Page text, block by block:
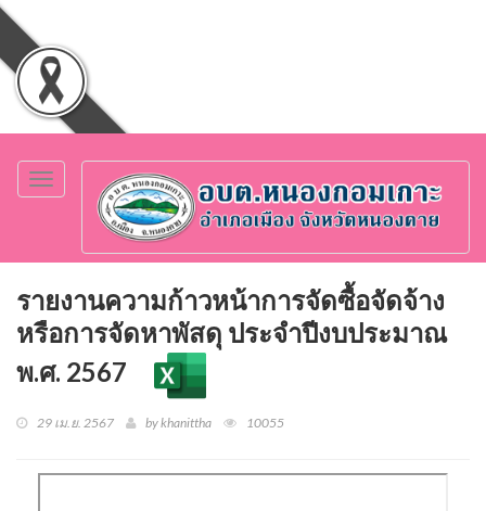
Toggle
navigation
รายงานความก้าวหน้าการจัดซื้อจัดจ้าง
หรือการจัดหาพัสดุ ประจำปีงบประมาณ
พ.ศ. 2567
29 เม.ย. 2567 by khanittha 10055